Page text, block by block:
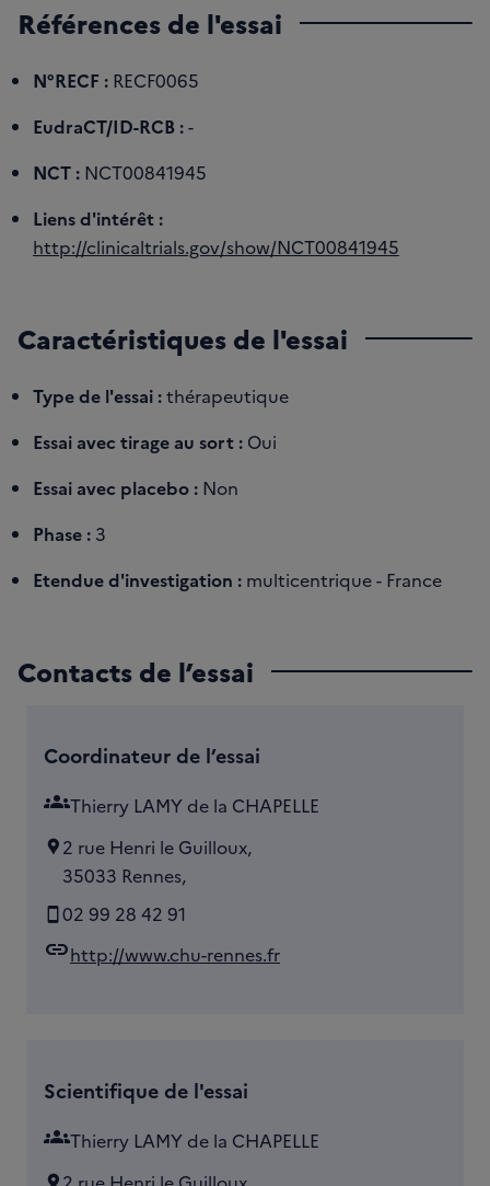
Références de l'essai
N°RECF : RECF0065
EudraCT/ID-RCB :-
NCT : NCT00841945
Liens d'intérêt :
http://clinicaltrials.gov/show/NCT00841945
Caractéristiques de l'essai
Type de l'essai :thérapeutique
Essai avec tirage au sort : Oui
Essai avec placebo : Non
Phase : 3
Etendue d'investigation : multicentrique - France
Contacts de l’essai
Coordinateur de l’essai
groupsThierry LAMY de la CHAPELLE
2 rue Henri le Guilloux,
35033 Rennes,
02 99 28 42 91
linkhttp://www.chu-rennes.fr
Scientifique de l'essai
groupsThierry LAMY de la CHAPELLE